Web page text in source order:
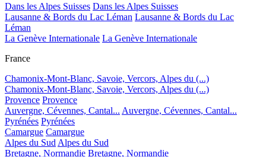
Dans les Alpes Suisses Dans les Alpes Suisses
Lausanne & Bords du Lac Léman Lausanne & Bords du Lac
Léman
La Genève Internationale La Genève Internationale
France
Chamonix-Mont-Blanc, Savoie, Vercors, Alpes du (...)
Chamonix-Mont-Blanc, Savoie, Vercors, Alpes du (...)
Provence Provence
Auvergne, Cévennes, Cantal... Auvergne, Cévennes, Cantal...
Pyrénées Pyrénées
Camargue Camargue
Alpes du Sud Alpes du Sud
Bretagne, Normandie Bretagne, Normandie